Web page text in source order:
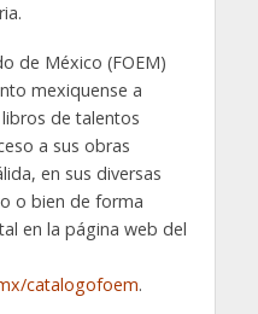
de México (FOEM)
mexiquense a
de talentos
a sus obras
en sus diversas
o bien de forma
en la página web del
catalogofoem.